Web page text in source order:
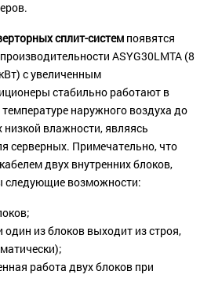
сплит-систем появятся
ASYG30LMTA (8
с увеличенным
стабильно работают в
наружного воздуха до
низкой влажности, являясь
серверных. Примечательно, что
двух внутренних блоков,
следующие возможности:
один из блоков выходит из строя,
работа двух блоков при